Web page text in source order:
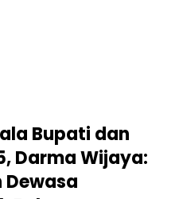
Bupati dan
Darma Wijaya: